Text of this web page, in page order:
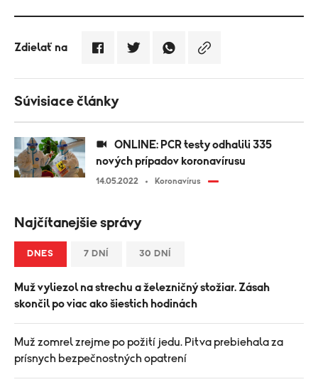
Zdielať na
Súvisiace články
nových prípadov koronavírusu
14.05.2022 Koronavírus
Najčítanejšie správy
DNES 7 DNÍ 30 DNÍ
Muž vyliezol na strechu a železničný stožiar. Zásah
skončil po viac ako šiestich hodinách
Muž zomrel zrejme po požití jedu. Pitva prebiehala za
prísnych bezpečnostných opatrení